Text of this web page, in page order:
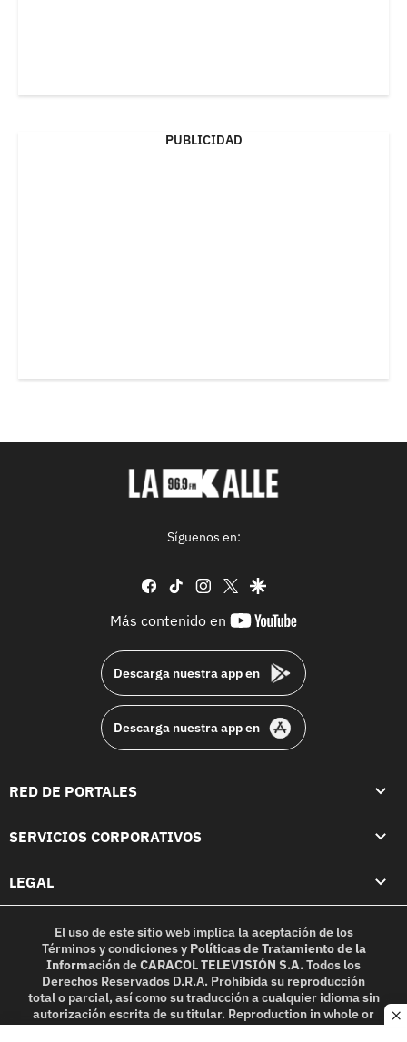
PUBLICIDAD
Síguenos en:
facebook
tiktok instagram
twittergoogle
Más contenido en
youtube-
Descarga nuestra app en
Descarga nuestra app en
RED DE PORTALES
SERVICIOS CORPORATIVOS
LEGAL
El uso de este sitio web implica la aceptación de los
Términos y condicionesy Políticas de Tratamiento de la
InformacióndeCARACOL TELEVISIÓN S.A.Todos los
Derechos Reservados D.R.A. Prohibida su reproducción
total o parcial, así como su traducción a cualquier idioma sin
autorización escrita de su titular. Reproduction in whole or
in part, or translation without written permission is